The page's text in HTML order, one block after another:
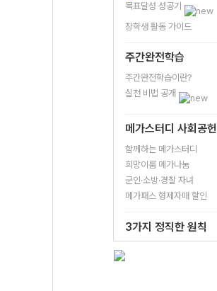
목표달성 성공기
장학생 활동 가이드
주간완전학습
주간완전학습이란?
실천 비법 공개
메가스터디 사회공헌
함께하는 메가스터디
희망이룸 메가나눔
군인·소방·경찰 자녀
메가패스 형제자매 할인
3가지 정직한 원칙